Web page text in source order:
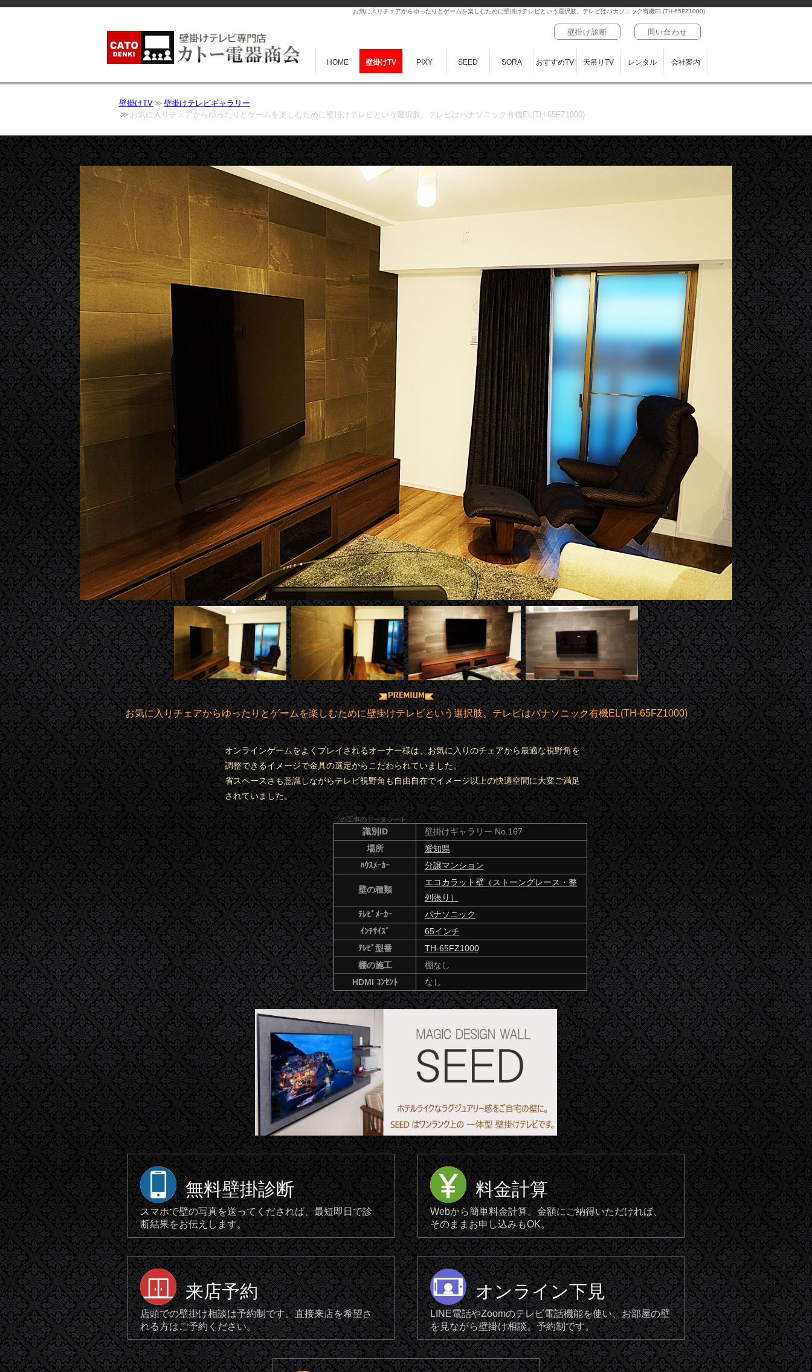
お気に入りチェアからゆったりとゲームを楽しむために壁掛けテレビという選択肢。テレビはパナソニック有機EL(TH-65FZ1000)
壁掛け診断 問い合わせ
HOME 壁掛けTV PIXY SEED SORA おすすめTV 天吊りTV レンタル 会社案内
壁掛けTV
壁掛けテレビギャラリー
お気に入りチェアからゆったりとゲームを楽しむために壁掛けテレビという選択肢。テレビはパナソニック有機EL(TH-65FZ1000)
お気に入りチェアからゆったりとゲームを楽しむために壁掛けテレビという選択肢。テレビはパナソニック有機EL(TH-65FZ1000)
オンラインゲームをよくプレイされるオーナー様は、お気に入りのチェアから最適な視野角を
調整できるイメージで金具の選定からこだわられていました。
省スペースさも意識しながらテレビ視野角も自由自在でイメージ以上の快適空間に大変ご満足
されていました。
この工事のデータシート
識別ID
壁掛けギャラリー No.167
場所
愛知県
ﾊｳｽﾒｰｶｰ
分譲マンション
壁の種類
エコカラット壁（ストーングレース・整
列張り）
ﾃﾚﾋﾞﾒｰｶｰ
パナソニック
ｲﾝﾁｻｲｽﾞ
65インチ
ﾃﾚﾋﾞ型番
TH-65FZ1000
棚の施工
棚なし
HDMI ｺﾝｾﾝﾄ
なし
無料壁掛診断
スマホで壁の写真を送ってくだされば、最短即日で診
断結果をお伝えします。
料金計算
Webから簡単料金計算。金額にご納得いただければ、
そのままお申し込みもOK。
来店予約
店頭での壁掛け相談は予約制です。直接来店を希望さ
れる方はご予約ください。
オンライン下見
LINE電話やZoomのテレビ電話機能を使い、お部屋の壁
を見ながら壁掛け相談。予約制です。